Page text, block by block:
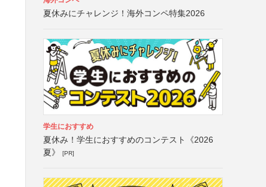
夏休みにチャレンジ！海外コンペ特集2026
学生におすすめ
夏休み！学生におすすめのコンテスト《2026
夏》
[PR]